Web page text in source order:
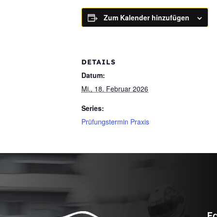
Zum Kalender hinzufügen
DETAILS
Datum:
Mi., 18. Februar 2026
Series:
Prüfungstermin Praxis